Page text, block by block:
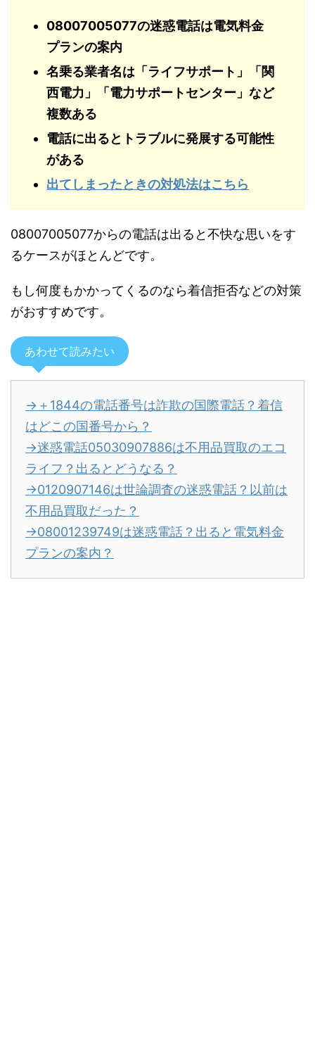
08007005077の迷惑電話は電気料金
プランの案内
名乗る業者名は「ライフサポート」「関
西電力」「電力サポートセンター」など
複数ある
電話に出るとトラブルに発展する可能性
がある
出てしまったときの対処法はこちら
08007005077からの電話は出ると不快な思いをす
るケースがほとんどです。
もし何度もかかってくるのなら着信拒否などの対策
がおすすめです。
あわせて読みたい
→＋1844の電話番号は詐欺の国際電話？着信
はどこの国番号から？
→迷惑電話05030907886は不用品買取のエコ
ライフ？出るとどうなる？
→0120907146は世論調査の迷惑電話？以前は
不用品買取だった？
→08001239749は迷惑電話？出ると電気料金
プランの案内？